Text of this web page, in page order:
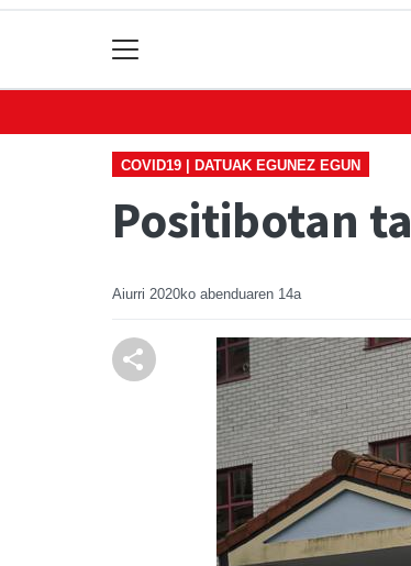
COVID19 | DATUAK EGUNEZ EGUN
Positibotan
Aiurri 2020ko abenduaren 14a